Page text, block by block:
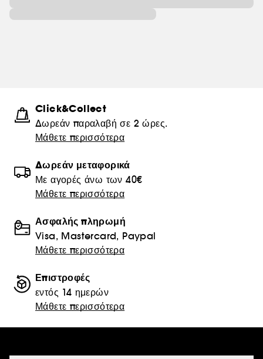
Click&Collect
Δωρεάν παραλαβή σε 2 ώρες.
Μάθετε περισσότερα
Δωρεάν μεταφορικά
Με αγορές άνω των 40€
Μάθετε περισσότερα
Ασφαλής πληρωμή
Visa, Mastercard, Paypal
Μάθετε περισσότερα
Επιστροφές
εντός 14 ημερών
Μάθετε περισσότερα